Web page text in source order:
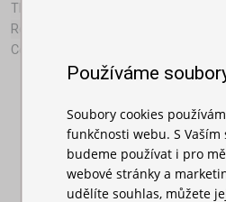
Tloušťka stěny profilu:
Rozměr profilu:
Celková váha:
Používáme
Soubory cookies
funkčnosti webu. S Vaším
budeme používat i pro
webové stránky a
udělíte souhlas, můžete